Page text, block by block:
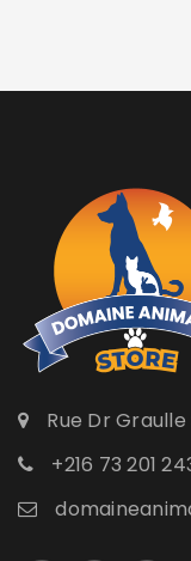
Rue Dr Graulle
+216 73 201